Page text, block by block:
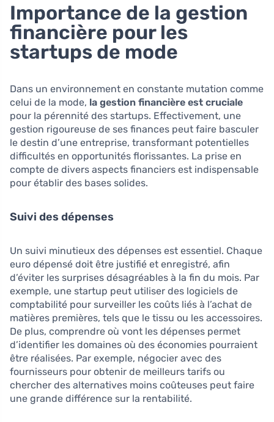
Importance de la gestion
financière pour les
startups de mode
Dans un environnement en constante mutation comme
celui de la mode, la gestion financière est cruciale
pour la pérennité des startups. Effectivement, une
gestion rigoureuse de ses finances peut faire basculer
le destin d’une entreprise, transformant potentielles
difficultés en opportunités florissantes. La prise en
compte de divers aspects financiers est indispensable
pour établir des bases solides.
Suivi des dépenses
Un suivi minutieux des dépenses est essentiel. Chaque
euro dépensé doit être justifié et enregistré, afin
d’éviter les surprises désagréables à la fin du mois. Par
exemple, une startup peut utiliser des logiciels de
comptabilité pour surveiller les coûts liés à l’achat de
matières premières, tels que le tissu ou les accessoires.
De plus, comprendre où vont les dépenses permet
d’identifier les domaines où des économies pourraient
être réalisées. Par exemple, négocier avec des
fournisseurs pour obtenir de meilleurs tarifs ou
chercher des alternatives moins coûteuses peut faire
une grande différence sur la rentabilité.